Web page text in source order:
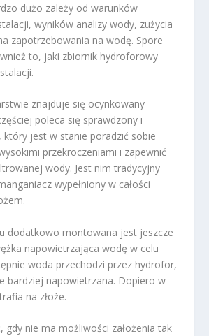
dużo zależy od warunków
wyników analizy wody, zużycia
zapotrzebowania na wodę. Spore
to, jaki zbiornik hydroforowy
znajduje się ocynkowany
poleca się sprawdzony i
który jest w stanie poradzić sobie
przekroczeniami i zapewnić
wody. Jest nim tradycyjny
wypełniony w całości
dodatkowo montowana jest jeszcze
napowietrzająca wodę w celu
woda przechodzi przez hydrofor,
bardziej napowietrzana. Dopiero w
na złoże.
gdy nie ma możliwości założenia tak